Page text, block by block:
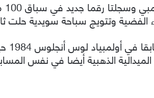
الفضية وتتويج سباحة سويدية حلت
الذهبية أيضا في نفس